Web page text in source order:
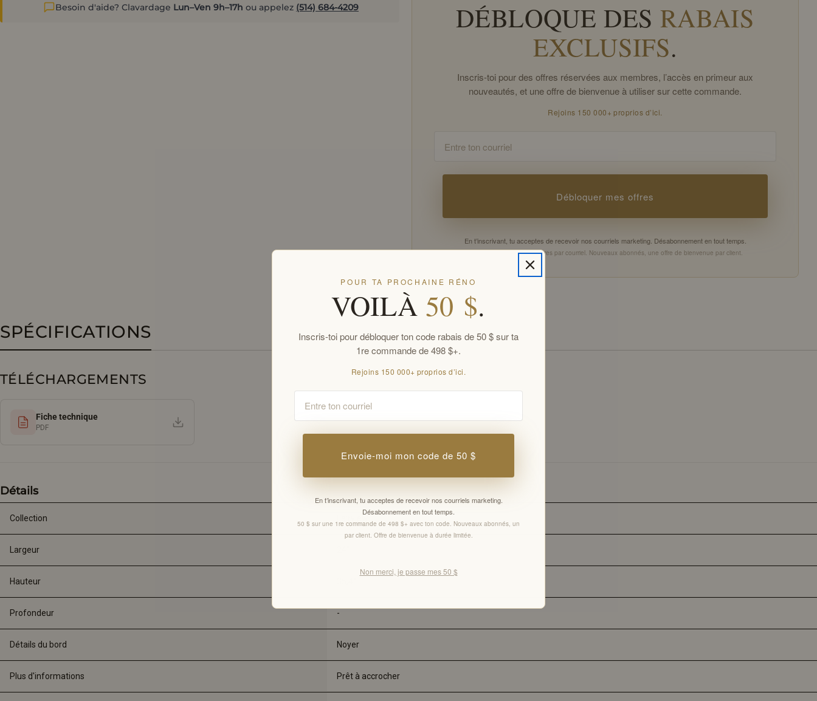
Besoin d'aide? Clavardage Lun–Ven 9h–17h ou appelez (514) 684-4209 DÉBLOQUE DES RABAIS
EXCLUSIFS.
Inscris-toi pour des offres réservées aux membres, l’accès en primeur aux
nouveautés, et une offre de bienvenue à utiliser sur cette commande.
Rejoins 150 000+ proprios d’ici.
Débloquer mes offres
En t’inscrivant, tu acceptes de recevoir nos courriels marketing. Désabonnement en tout temps.
Offres réservées aux membres par courriel. Nouveaux abonnés, une offre de bienvenue par client.
SPÉCIFICATIONS
TÉLÉCHARGEMENTS
Fiche technique
PDF
Détails
Collection
Largeur
Hauteur
Profondeur -
Détails du bord Noyer
Plus d'informations Prêt à accrocher
POUR TA PROCHAINE RÉNO
VOILÀ 50 $.
Inscris-toi pour débloquer ton code rabais de 50 $ sur ta
1re commande de 498 $+.
Rejoins 150 000+ proprios d’ici.
Email
Envoie-moi mon code de 50 $
En t’inscrivant, tu acceptes de recevoir nos courriels marketing.
Désabonnement en tout temps.
50 $ sur une 1re commande de 498 $+ avec ton code. Nouveaux abonnés, un
par client. Offre de bienvenue à durée limitée.
Non merci, je passe mes 50 $